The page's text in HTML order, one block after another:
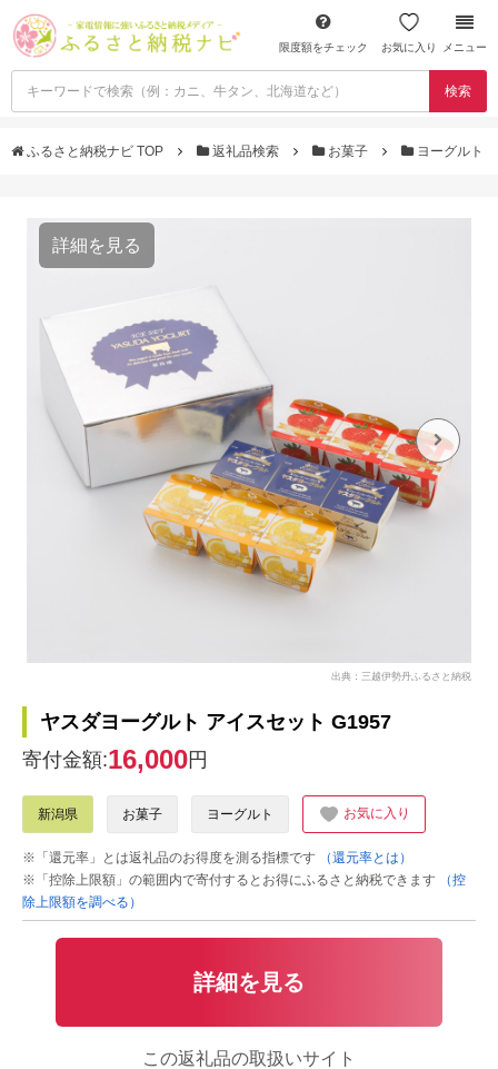
限度額をチェック お気に入り メニュー
検索
ふるさと納税ナビ TOP 返礼品検索 お菓子 ヨーグルト
詳細を見る
出典：三越伊勢丹ふるさと納税
ヤスダヨーグルト アイスセット G1957
寄付金額:16,000円
新潟県 お菓子 ヨーグルト お気に入り
※「還元率」とは返礼品のお得度を測る指標です
（還元率とは）
※「控除上限額」の範囲内で寄付するとお得にふるさと納税できます
（控
除上限額を調べる）
詳細を見る
この返礼品の取扱いサイト